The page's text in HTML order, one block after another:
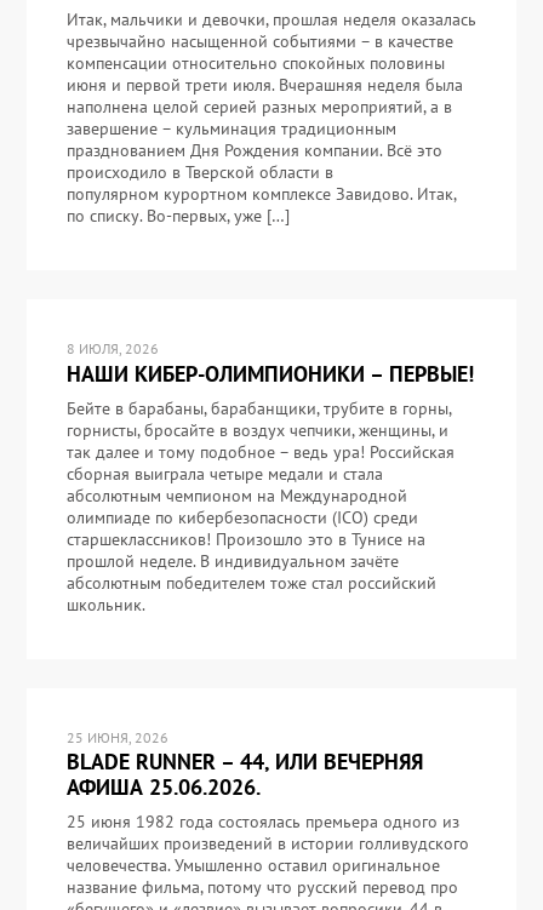
Итак, мальчики и девочки, прошлая неделя оказалась
чрезвычайно насыщенной событиями – в качестве
компенсации относительно спокойных половины
июня и первой трети июля. Вчерашняя неделя была
наполнена целой серией разных мероприятий, а в
завершение – кульминация традиционным
празднованием Дня Рождения компании. Всё это
происходило в Тверской области в
популярном курортном комплексе Завидово. Итак,
по списку. Во-первых, уже […]
8 ИЮЛЯ, 2026
НАШИ КИБЕР-ОЛИМПИОНИКИ – ПЕРВЫЕ!
Бейте в барабаны, барабанщики, трубите в горны,
горнисты, бросайте в воздух чепчики, женщины, и
так далее и тому подобное – ведь ура! Российская
сборная выиграла четыре медали и стала
абсолютным чемпионом на Международной
олимпиаде по кибербезопасности (ICO) среди
старшеклассников! Произошло это в Тунисе на
прошлой неделе. В индивидуальном зачёте
абсолютным победителем тоже стал российский
школьник.
25 ИЮНЯ, 2026
BLADE RUNNER – 44, ИЛИ ВЕЧЕРНЯЯ
АФИША 25.06.2026.
25 июня 1982 года состоялась премьера одного из
величайших произведений в истории голливудского
человечества. Умышленно оставил оригинальное
название фильма, потому что русский перевод про